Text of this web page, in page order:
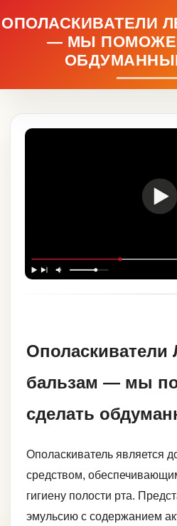
ОПОЛАСКИВАТЕЛИ
— МЫ
Ополаскиватели
бальзам — мы
сделать
Ополаскиватель является
средством,
гигиену полости рта.
эмульсию с содержанием